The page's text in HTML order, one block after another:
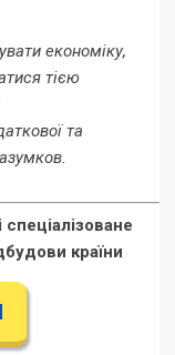
економіку,
тією
та
країни